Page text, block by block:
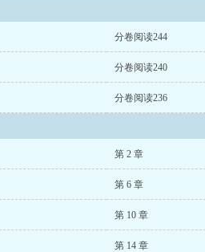
分卷阅读244
分卷阅读240
分卷阅读236
第 2 章
第 6 章
第 10 章
第 14 章